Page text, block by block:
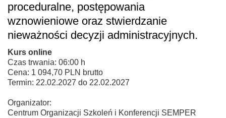
proceduralne, postępowania
wznowieniowe oraz stwierdzanie
nieważności decyzji administracyjnych.
Kurs online
Czas trwania: 06:00 h
Cena: 1 094,70 PLN brutto
Termin: 22.02.2027 do 22.02.2027
Organizator:
Centrum Organizacji Szkoleń i Konferencji SEMPER